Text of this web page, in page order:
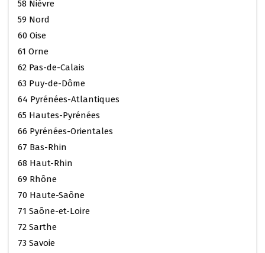
58 Nièvre
59 Nord
60 Oise
61 Orne
62 Pas-de-Calais
63 Puy-de-Dôme
64 Pyrénées-Atlantiques
65 Hautes-Pyrénées
66 Pyrénées-Orientales
67 Bas-Rhin
68 Haut-Rhin
69 Rhône
70 Haute-Saône
71 Saône-et-Loire
72 Sarthe
73 Savoie